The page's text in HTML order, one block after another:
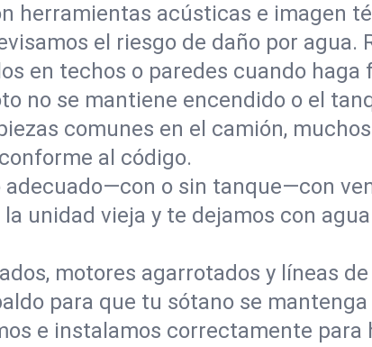
herramientas acústicas e imagen
el riesgo de daño por agua.
en techos o paredes cuando haga
no se mantiene encendido o el
comunes en el camión,
al código.
adecuado—con o sin tanque—con
unidad vieja y te dejamos con
motores agarrotados y líneas
para que tu sótano se
e instalamos correctamente para